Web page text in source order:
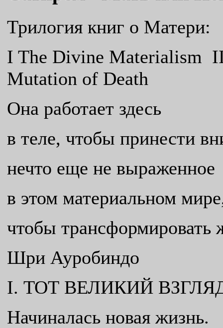
Трилогия книг о Матери:
I The Divine Materialism
Mutation of Death
Она работает здесь
в теле, чтобы принести
нечто еще не выраженное
в этом материальном
чтобы трансформировать
Шри Ауробиндо
I. ТОТ ВЕЛИКИЙ
Начиналась новая жизнь.